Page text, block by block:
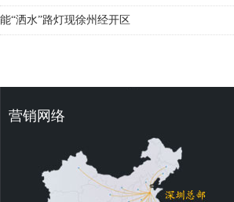
能“洒水”路灯现徐州经开区
营销网络